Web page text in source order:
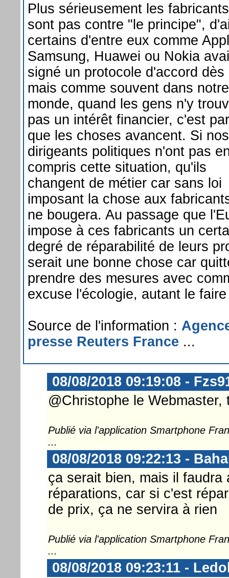
Plus sérieusement les
sont pas contre "le principe",
certains d'entre eux comme
Samsung, Huawei ou Nokia
signé un protocole d'accord dès
mais comme souvent dans notre
monde, quand les gens n'y
pas un intérêt financier, c'est
que les choses avancent. Si nos
dirigeants politiques n'ont pas
compris cette situation, qu'ils
changent de métier car sans loi
imposant la chose aux
ne bougera. Au passage que
impose à ces fabricants un
degré de réparabilité de leurs
serait une bonne chose car
prendre des mesures avec
excuse l'écologie, autant le
Source de l'information :
presse Reuters France ...
08/08/2018 09:19:08 -
@Christophe le
Publié via l'application Smartphone
...
08/08/2018 09:22:13 -
ça serait bien, mais il
réparations, car si c'est
de prix, ça ne servira à rien
Publié via l'application Smartphone
...
08/08/2018 09:23:11 -